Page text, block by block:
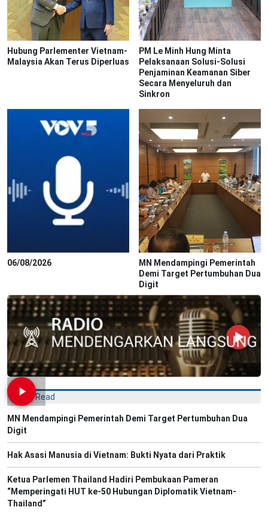
Hubung Parlementer Vietnam-
Malaysia Akan Terus Diperluas
PM Le Minh Hung Minta
Pelaksanaan Solusi-Solusi
Penjaminan Keamanan Siber
Secara Menyeluruh dan
Sinkron
06/08/2026
MN Mendampingi Pemerintah
Demi Target Pertumbuhan Dua
Digit
Most Read
MN Mendampingi Pemerintah Demi Target Pertumbuhan Dua
Digit
Hak Asasi Manusia di Vietnam: Bukti Nyata dari Praktik
Ketua Parlemen Thailand Hadiri Pembukaan Pameran
“Memperingati HUT ke-50 Hubungan Diplomatik Vietnam-
Thailand”